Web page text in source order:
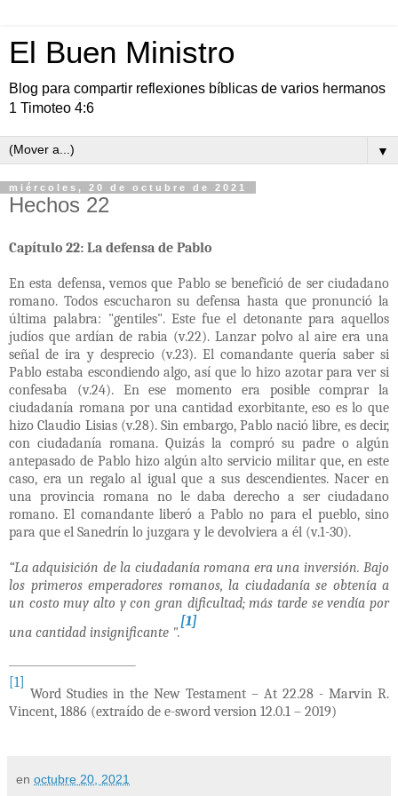
El Buen Ministro
Blog para compartir reflexiones bíblicas de varios hermanos
1 Timoteo 4:6
▼
miércoles, 20 de octubre de 2021
Hechos 22
Capítulo 22: La defensa de Pablo
En esta defensa, vemos que Pablo se benefició de ser ciudadano
romano. Todos escucharon su defensa hasta que pronunció la
última palabra: "gentiles". Este fue el detonante para aquellos
judíos que ardían de rabia (v.22). Lanzar polvo al aire era una
señal de ira y desprecio (v.23). El comandante quería saber si
Pablo estaba escondiendo algo, así que lo hizo azotar para ver si
confesaba (v.24). En ese momento era posible comprar la
ciudadanía romana por una cantidad exorbitante, eso es lo que
hizo Claudio Lisias (v.28). Sin embargo, Pablo nació libre, es decir,
con ciudadanía romana. Quizás la compró su padre o algún
antepasado de Pablo hizo algún alto servicio militar que, en este
caso, era un regalo al igual que a sus descendientes. Nacer en
una provincia romana no le daba derecho a ser ciudadano
romano. El comandante liberó a Pablo no para el pueblo, sino
para que el Sanedrín lo juzgara y le devolviera a él (v.1-30).
“La adquisición de la ciudadanía romana era una inversión. Bajo
los primeros emperadores romanos, la ciudadanía se obtenía a
un costo muy alto y con gran dificultad; más tarde se vendía por
una cantidad insignificante ".
[1]
[1]
Word Studies in the New Testament – At 22.28 - Marvin R.
Vincent, 1886 (extraído de e-sword version 12.0.1 – 2019)
en octubre 20, 2021